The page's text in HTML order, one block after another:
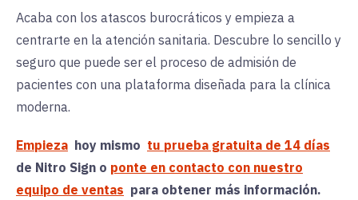
Acaba con los atascos burocráticos y empieza a
centrarte en la atención sanitaria. Descubre lo sencillo y
seguro que puede ser el proceso de admisión de
pacientes con una plataforma diseñada para la clínica
moderna.
Empieza hoy mismo tu prueba gratuita de 14 días
de Nitro Sign o ponte en contacto con nuestro
equipo de ventas para obtener más información.